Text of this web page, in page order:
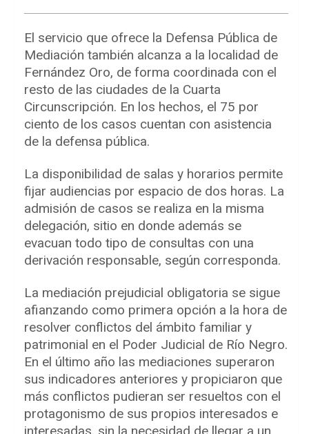
El servicio que ofrece la Defensa Pública de
Mediación también alcanza a la localidad de
Fernández Oro, de forma coordinada con el
resto de las ciudades de la Cuarta
Circunscripción. En los hechos, el 75 por
ciento de los casos cuentan con asistencia
de la defensa pública.
La disponibilidad de salas y horarios permite
fijar audiencias por espacio de dos horas. La
admisión de casos se realiza en la misma
delegación, sitio en donde además se
evacuan todo tipo de consultas con una
derivación responsable, según corresponda.
La mediación prejudicial obligatoria se sigue
afianzando como primera opción a la hora de
resolver conflictos del ámbito familiar y
patrimonial en el Poder Judicial de Río Negro.
En el último año las mediaciones superaron
sus indicadores anteriores y propiciaron que
más conflictos pudieran ser resueltos con el
protagonismo de sus propios interesados e